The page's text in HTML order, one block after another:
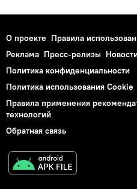
О проекте Правила
Реклама Пресс-релизы
Политика конфиденциальности
Политика использования Cookie
Правила применения
технологий
Обратная связь